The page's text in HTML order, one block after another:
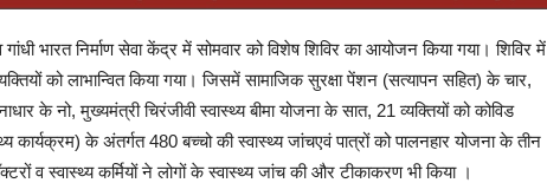
भारत निर्माण सेवा केंद्र में सोमवार को विशेष शिविर का आयोजन किया गया। शिविर में
को लाभान्वित किया गया। जिसमें सामाजिक सुरक्षा पेंशन (सत्यापन सहित) के चार,
के नो, मुख्यमंत्री चिरंजीवी स्वास्थ्य बीमा योजना के सात, 21 व्यक्तियों को कोविड
कार्यक्रम) के अंतर्गत 480 बच्चो की स्वास्थ्य जांचएवं पात्रों को पालनहार योजना के तीन
व स्वास्थ्य कर्मियों ने लोगों के स्वास्थ्य जांच की और टीकाकरण भी किया ।